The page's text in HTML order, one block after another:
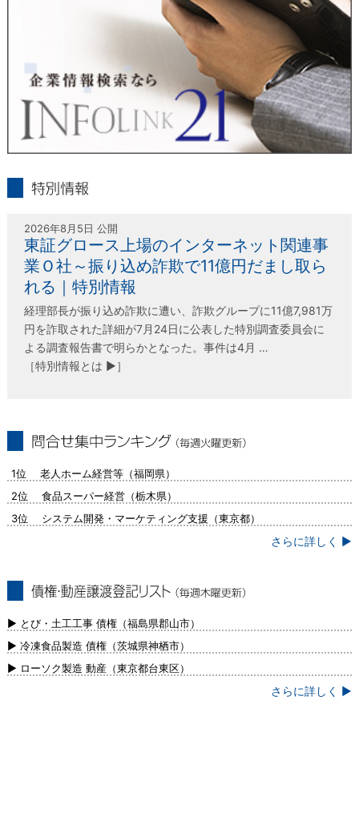
2026年8月5日 公開
東証グロース上場のインターネット関連事
業Ｏ社～振り込め詐欺で11億円だまし取ら
れる｜特別情報
経理部長が振り込め詐欺に遭い、詐欺グループに11億7,981万
円を詐取された詳細が7月24日に公表した特別調査委員会に
よる調査報告書で明らかとなった。事件は4月 …
［特別情報とは ▶］
1位 老人ホーム経営等（福岡県）
2位 食品スーパー経営（栃木県）
3位 システム開発・マーケティング支援（東京都）
さらに詳しく ▶
新）
▶ とび・土工工事 債権（福島県郡山市）
▶ 冷凍食品製造 債権（茨城県神栖市）
▶ ローソク製造 動産（東京都台東区）
さらに詳しく ▶